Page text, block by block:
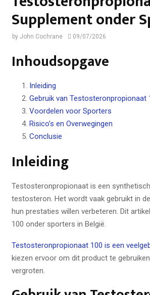
Supplement onder
by John Cochrane 09/07/2026
Inhoudsopgave
Inleiding
Gebruik van Testosteronpropionaat
Voordelen voor Sporters
Risico’s en Overwegingen
Conclusie
Inleiding
Testosteronpropionaat is een
testosteron. Het wordt vaak gebruikt in
hun prestaties willen verbeteren. Dit
100 onder sporters in België.
Testosteronpropionaat 100 is een
kiezen ervoor om dit product te
vergroten.